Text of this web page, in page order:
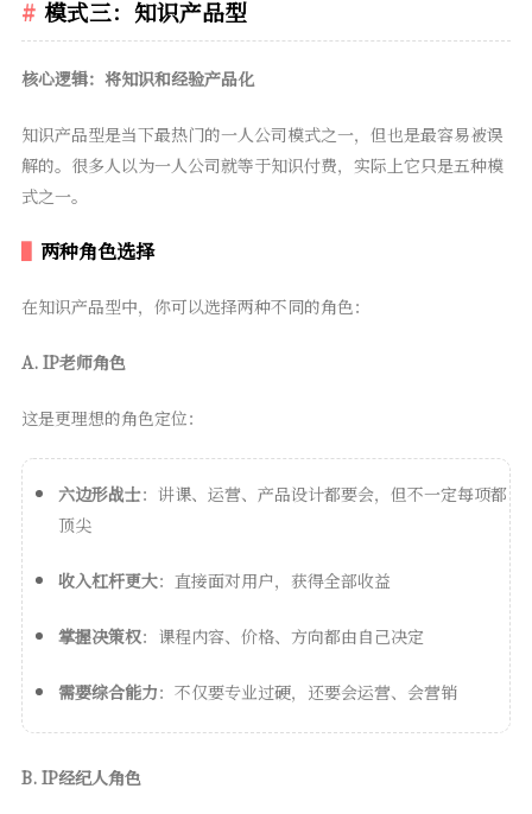
模式三：知识产品型
核心逻辑：将知识和经验产品化
知识产品型是当下最热门的一人公司模式之一，但也是最容易被误
解的。很多人以为一人公司就等于知识付费，实际上它只是五种模
式之一。
两种角色选择
在知识产品型中，你可以选择两种不同的角色：
A. IP老师角色
这是更理想的角色定位：
六边形战士：讲课、运营、产品设计都要会，但不一定每项都
顶尖
收入杠杆更大：直接面对用户，获得全部收益
掌握决策权：课程内容、价格、方向都由自己决定
需要综合能力：不仅要专业过硬，还要会运营、会营销
B. IP经纪人角色